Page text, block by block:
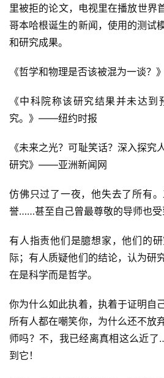
文
章
幻
讯
主
题
幻
小
库
登录 注册
里被拒的论文，电视里在播放世界
哥本哈根诞生的新闻，使用的测试
和研究成果。
《哲学和物理是否该被混为一谈
《中科院称该研究结果并未达
究。》——纽约时报
《未来之光？可耻笑话？深入探究
研究》——亚洲新闻网
仿佛只过了一夜，他失去了所有
誉……甚至自己曾最尊敬的导师也受
有人指责他们是臆想家，他们的
际；有人质疑他们的结论，认为研
在是科学而是哲学。
你为什么如此执着，执着于证明自
所有人都在嘲笑你，为什么还不放
师吗？不，我已经离真相这么近
到它！